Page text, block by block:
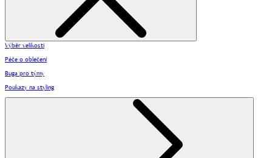
Výběr velikosti
Péče o oblečení
Buga pro týmy
Poukazy na styling